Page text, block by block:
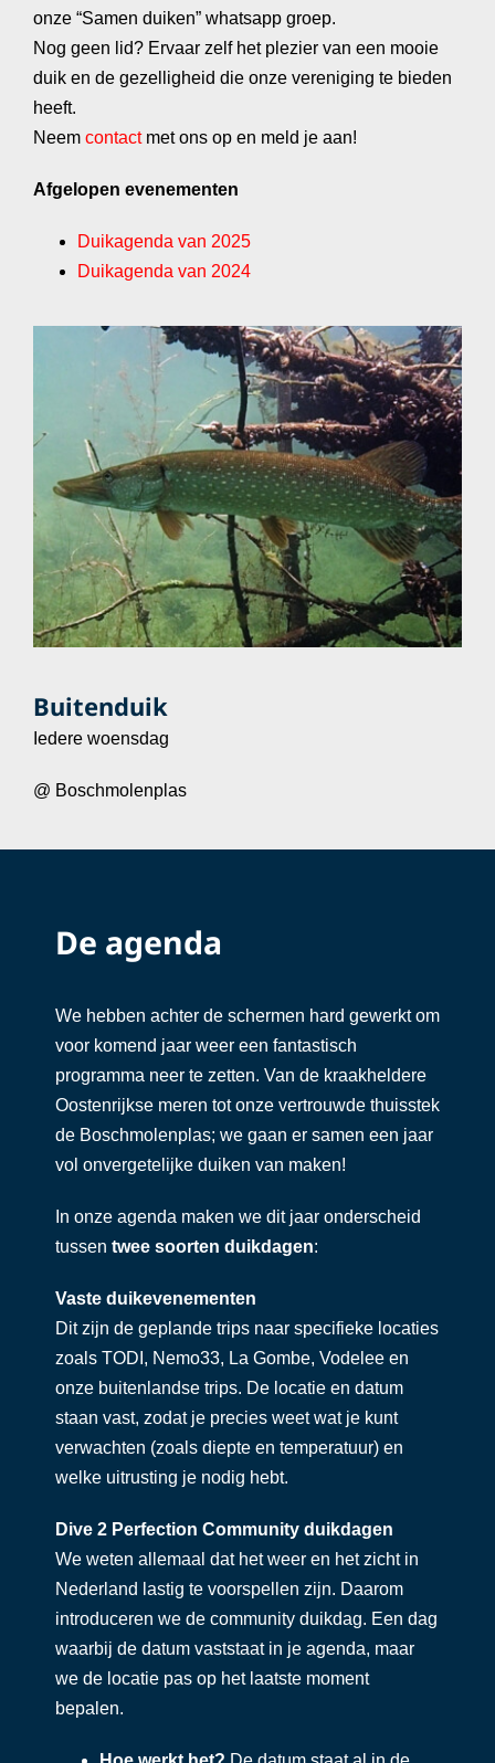
onze “Samen duiken” whatsapp groep.
Nog geen lid? Ervaar zelf het plezier van een mooie
duik en de gezelligheid die onze vereniging te bieden
heeft.
Neem contactmet ons op en meld je aan!
Afgelopen evenementen
Duikagenda van 2025
Duikagenda van 2024
Buitenduik
Iedere woensdag
@ Boschmolenplas
De agenda
We hebben achter de schermen hard gewerkt om
voor komend jaar weer een fantastisch
programma neer te zetten. Van de kraakheldere
Oostenrijkse meren tot onze vertrouwde thuisstek
de Boschmolenplas; we gaan er samen een jaar
vol onvergetelijke duiken van maken!
In onze agenda maken we dit jaar onderscheid
tussen twee soorten duikdagen:
Vaste duikevenementen
Dit zijn de geplande trips naar specifieke locaties
zoals TODI, Nemo33, La Gombe, Vodelee en
onze buitenlandse trips. De locatie en datum
staan vast, zodat je precies weet wat je kunt
verwachten (zoals diepte en temperatuur) en
welke uitrusting je nodig hebt.
Dive 2 Perfection Community duikdagen
We weten allemaal dat het weer en het zicht in
Nederland lastig te voorspellen zijn. Daarom
introduceren we de community duikdag. Een dag
waarbij de datum vaststaat in je agenda, maar
we de locatie pas op het laatste moment
bepalen.